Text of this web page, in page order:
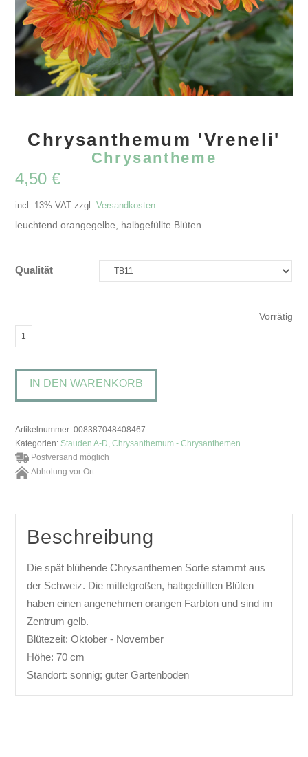
Chrysanthemum 'Vreneli'
Chrysantheme
4,50€
incl. 13% VAT zzgl.Versandkosten
leuchtend orangegelbe, halbgefüllte Blüten
Qualität
Vorrätig
Chrysanthemum
Menge
IN DEN WARENKORB
Artikelnummer:008387048408467
Kategorien: Stauden A-D ,Chrysanthemum - Chrysanthemen
Postversand möglich
Abholung vor Ort
Beschreibung
Die spät blühende Chrysanthemen Sorte stammt aus
der Schweiz. Die mittelgroßen, halbgefüllten Blüten
haben einen angenehmen orangen Farbton und sind im
Zentrum gelb.
Blütezeit: Oktober - November
Höhe: 70 cm
Standort: sonnig; guter Gartenboden